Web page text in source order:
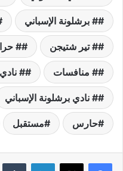
# برشلونة الإسباني
# تير شتيجن #
# منافسات #
# نادي برشلونة الإسباني
حارس مستقبل
لينكدإن